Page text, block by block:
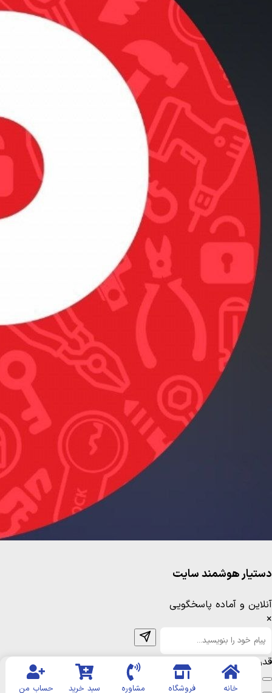
خانه فروشگاه مشاوره سبد خرید حساب من
دستیار هوشمند سایت
آنلاین و آماده پاسخگویی
×
قدرت گرفته از DM Service